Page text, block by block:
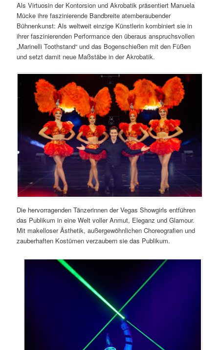
Als Virtuosin der Kontorsion und Akrobatik präsentiert Manuela
Mücke ihre faszinierende Bandbreite atemberaubender
Bühnenkunst: Als weltweit einzige Künstlerin kombiniert sie in
ihrer faszinierenden Performance den überaus anspruchsvollen
„Marinelli Toothstand“ und das Bogenschießen mit den Füßen
und setzt damit neue Maßstäbe in der Akrobatik.
Die hervorragenden Tänzerinnen der Vegas Showgirls entführen
das Publikum in eine Welt voller Anmut, Eleganz und Glamour.
Mit makelloser Ästhetik, außergewöhnlichen Choreografien und
zauberhaften Kostümen verzaubern sie das Publikum.